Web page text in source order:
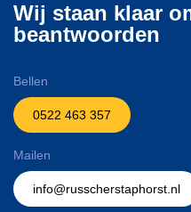
Wij staan klaar
beantwoorden
Bellen
0522 463 357
Mailen
info@russcherstaphorst.nl